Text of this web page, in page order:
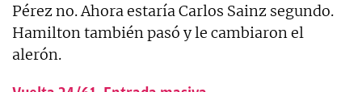
Pérez no. Ahora estaría Carlos Sainz segundo.
Hamilton también pasó y le cambiaron el
alerón.